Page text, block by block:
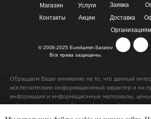
Магазин
© 2008-2025 Eurokamin-Saratov
Все права защищены.
Услуги Заявка
Акции
Контакты Доставка
Организациям
Обращаем Ваше внимание на то, что данный
исключительно информационный характер и ни
информация и информационные материалы,
сайте, не являются публичной офертой,